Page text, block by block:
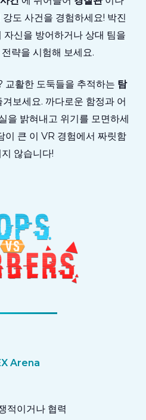
Arena
적이거나 협력
도 사건을 경험하세요! 박진
신을 방어하거나 상대 팀을
략을 시험해 보세요.
교활한 도둑들을 추적하는 탐
겨보세요. 까다로운 함정과 어
을 밝혀내고 위기를 모면하세
이 큰 이 VR 경험에서 짜릿함
않습니다!